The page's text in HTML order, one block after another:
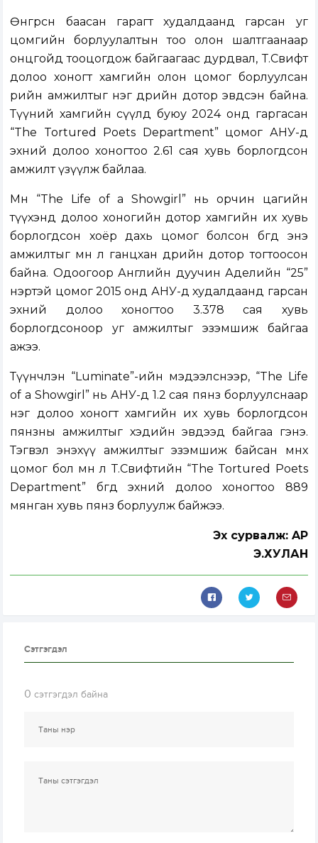
Өнгөрсөн баасан гарагт худалдаанд гарсан уг
цомгийн борлуулалтын тоо олон шалтгаанаар
онцгойд тооцогдож байгаагаас дурдвал, Т.Свифт
долоо хоногт хамгийн олон цомог борлуулсан
өөрийн амжилтыг нэг өдрийн дотор эвдсэн байна.
Түүний хамгийн сүүлд буюу 2024 онд гаргасан
“The Tortured Poets Department” цомог АНУ-д
эхний долоо хоногтоо 2.61 сая хувь борлогдсон
амжилт үзүүлж байлаа.
Мөн “The Life of a Showgirl” нь орчин цагийн
түүхэнд долоо хоногийн дотор хамгийн их хувь
борлогдсон хоёр дахь цомог болсон бөгөөд энэ
амжилтыг мөн л ганцхан өдрийн дотор тогтоосон
байна. Одоогоор Английн дуучин Аделийн “25”
нэртэй цомог 2015 онд АНУ-д худалдаанд гарсан
эхний долоо хоногтоо 3.378 сая хувь
борлогдсоноор уг амжилтыг эзэмшиж байгаа
ажээ.
Түүнчлэн “Luminate”-ийн мэдээлснээр, “The Life
of a Showgirl” нь АНУ-д 1.2 сая пянз борлуулснаар
нэг долоо хоногт хамгийн их хувь борлогдсон
пянзны амжилтыг хэдийн эвдээд байгаа гэнэ.
Тэгвэл энэхүү амжилтыг эзэмшиж байсан өмнөх
цомог бол мөн л Т.Свифтийн “The Tortured Poets
Department” бөгөөд эхний долоо хоногтоо 889
мянган хувь пянз борлуулж байжээ.
Эх сурвалж: AP
Э.ХУЛАН
Сэтгэгдэл
0 сэтгэгдэл байна